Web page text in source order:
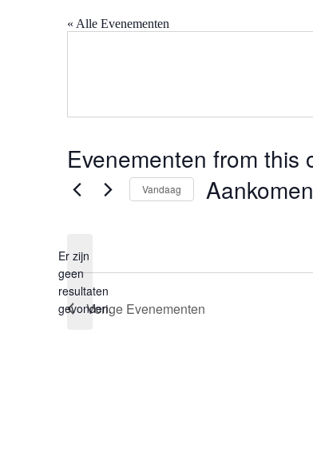
« Alle Evenementen
Evenementen from this
Bericht
Er zijn
geen
resultaten
gevonden.
Vandaag
Vorige Evenementen